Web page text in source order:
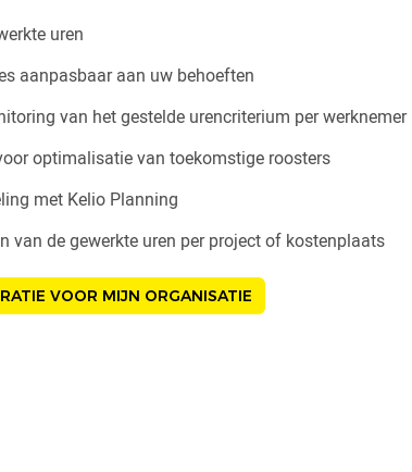
uren
aanpasbaar aan uw behoeften
van het gestelde urencriterium per werknemer
optimalisatie van toekomstige roosters
met Kelio Planning
van de gewerkte uren per project of kostenplaats
VOOR MIJN ORGANISATIE